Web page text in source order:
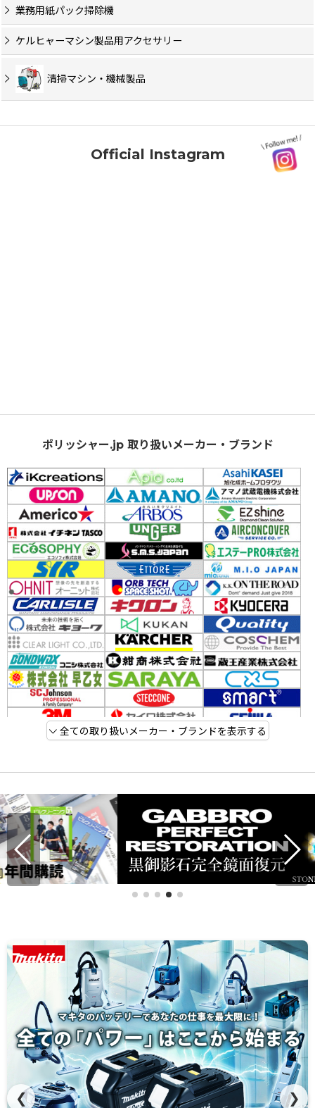
業務用紙パック掃除機
ケルヒャーマシン製品用アクセサリー
清掃マシン・機械製品
Official Instagram
ポリッシャー.jp 取り扱いメーカー・ブランド
全ての取り扱いメーカー・ブランドを表示する
❮ ❯